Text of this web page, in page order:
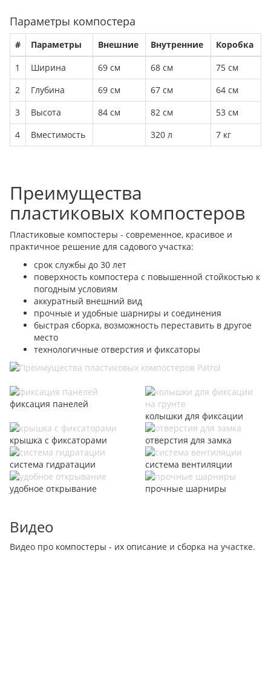
Параметры компостера
# Параметры Внешние Внутренние
Коробка
1
Ширина 69 см 68 см
75 см
2
Глубина 69 см 67 см
64 см
3
Высота 84 см 82 см
53 см
4
Вместимость 320 л 7 кг
Преимущества
пластиковых компостеров
Пластиковые компостеры - современное, красивое и
практичное решение для садового участка:
срок службы до 30 лет
поверхность компостера с повышенной стойкостью к
погодным условиям
аккуратный внешний вид
прочные и удобные шарниры и соединения
быстрая сборка, возможность переставить в другое
место
технологичные отверстия и фиксаторы
фиксация панелей
колышки для фиксации
крышка с фиксаторами отверстия для замка
система гидратации система вентиляции
удобное открывание прочные шарниры
Видео
Видео про компостеры - их описание и сборка на участке.